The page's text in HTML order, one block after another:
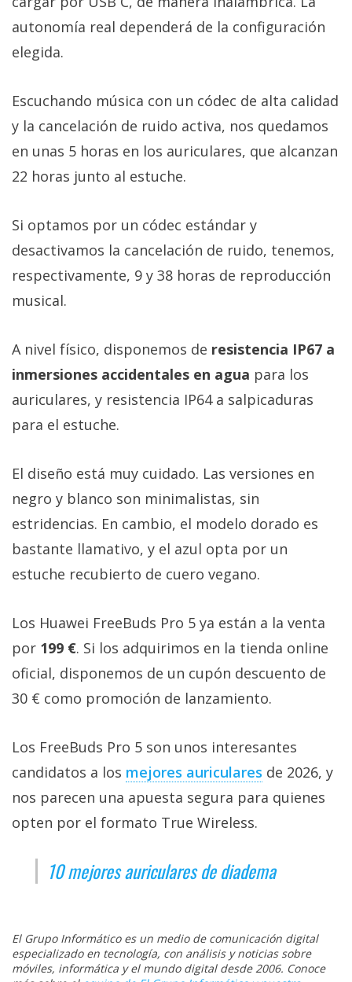
autonomía real dependerá de la configuración
elegida.
Escuchando música con un códec de alta calidad
y la cancelación de ruido activa, nos quedamos
en unas 5 horas en los auriculares, que alcanzan
22 horas junto al estuche.
Si optamos por un códec estándar y
desactivamos la cancelación de ruido, tenemos,
respectivamente, 9 y 38 horas de reproducción
musical.
A nivel físico, disponemos de resistencia IP67 a
inmersiones accidentales en agua para los
auriculares, y resistencia IP64 a salpicaduras
para el estuche.
El diseño está muy cuidado. Las versiones en
negro y blanco son minimalistas, sin
estridencias. En cambio, el modelo dorado es
bastante llamativo, y el azul opta por un
estuche recubierto de cuero vegano.
Los Huawei FreeBuds Pro 5 ya están a la venta
por 199 €. Si los adquirimos en la tienda online
oficial, disponemos de un cupón descuento de
30 € como promoción de lanzamiento.
Los FreeBuds Pro 5 son unos interesantes
candidatos a los mejores auriculares‎ de 2026, y
nos parecen una apuesta segura para quienes
opten por el formato True Wireless.
10 mejores auriculares de diadema
El Grupo Informático es un medio de comunicación digital
especializado en tecnología, con análisis y noticias sobre
móviles, informática y el mundo digital desde 2006. Conoce